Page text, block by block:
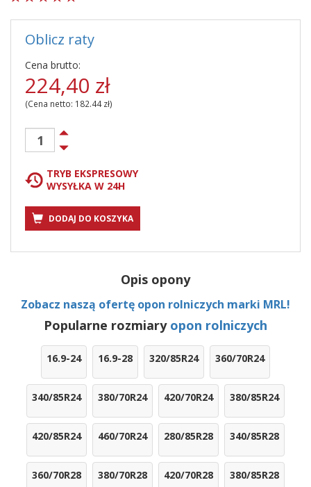
Oblicz raty
Cena brutto:
224,40 zł
(Cena netto: 182.44zł)
TRYB EKSPRESOWY
WYSYŁKA W 24H
DODAJ DO KOSZYKA
Opis opony
Zobacz naszą ofertę opon rolniczych marki MRL!
Popularne rozmiary opon rolniczych
16.9-24 16.9-28 320/85R24 360/70R24
340/85R24 380/70R24 420/70R24 380/85R24
420/85R24 460/70R24 280/85R28 340/85R28
360/70R28 380/70R28 420/70R28 380/85R28